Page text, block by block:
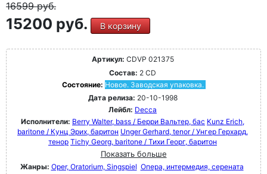
16599руб.
15200 руб. В корзину
Артикул: CDVP 021375
Состав: 2 CD
Состояние: Новое. Заводская упаковка.
Дата релиза: 20-10-1998
Лейбл: Decca
Исполнители: Berry Walter, bass / Берри Вальтер, бас Kunz Erich,
baritone / Кунц Эрих, баритон Unger Gerhard, tenor / Унгер Герхард,
тенор Tichy Georg, baritone / Тихи Георг, баритон
Показать больше
Жанры: Oper, Oratorium, Singspiel Опера, интермедия, серената